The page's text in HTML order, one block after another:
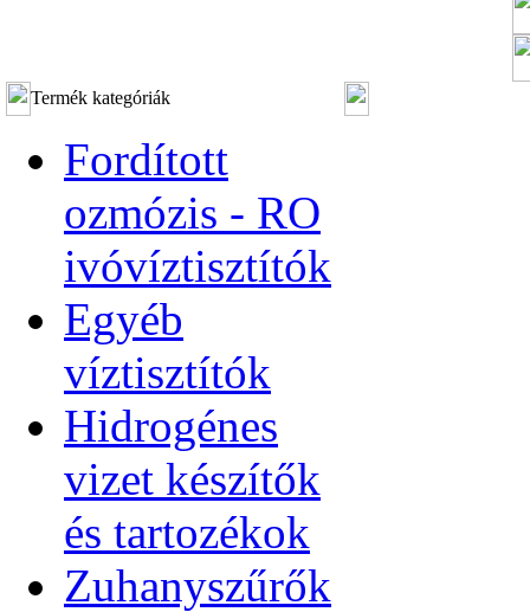
Termék kategóriák
Fordított
ozmózis - RO
ivóvíztisztítók
Egyéb
víztisztítók
Hidrogénes
vizet készítők
és tartozékok
Zuhanyszűrők